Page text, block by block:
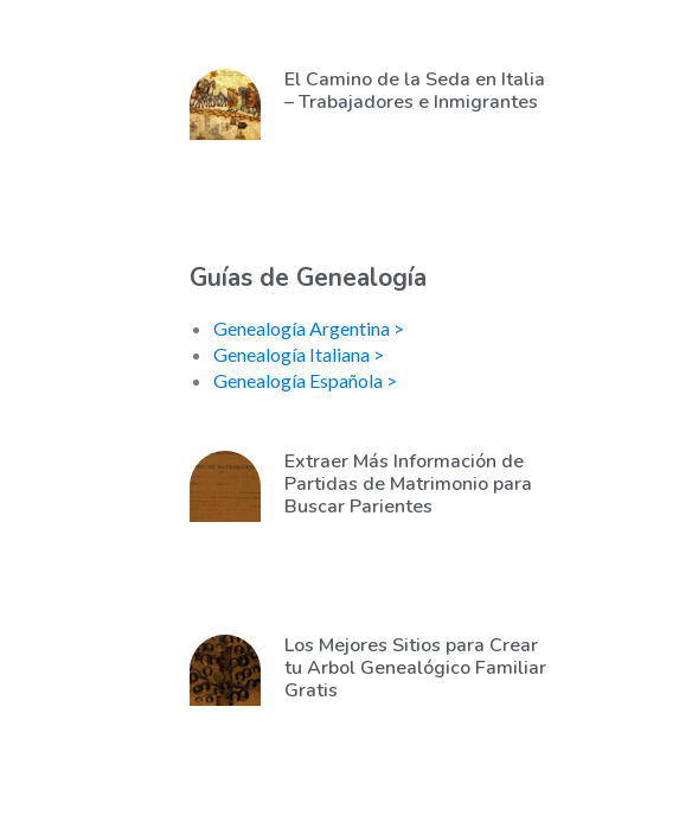
El Camino de la Seda en Italia
– Trabajadores e Inmigrantes
Guías de Genealogía
Genealogía Argentina >
Genealogía Italiana >
Genealogía Española >
Extraer Más Información de
Partidas de Matrimonio para
Buscar Parientes
Los Mejores Sitios para Crear
tu Arbol Genealógico Familiar
Gratis